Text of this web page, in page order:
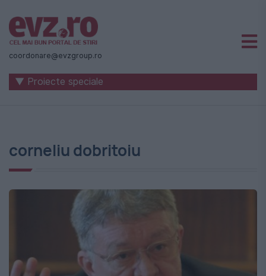
Știri
naționale
internaționale
-
Evenimentul
Zilei
coordonare@evzgroup.ro
▼ Proiecte speciale
corneliu dobritoiu